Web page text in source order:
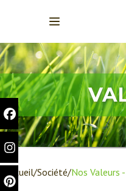
Accueil Société Nos Valeurs